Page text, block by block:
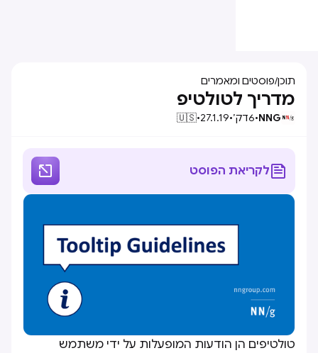
תוכן/פוסטים ומאמרים
מדריך לטולטיפ
NNG
•
6דק׳•
27.1.19
•
🇺🇸
לקריאת הפוסט 
טולטיפים הן הודעות המופעלות על ידי משתמש